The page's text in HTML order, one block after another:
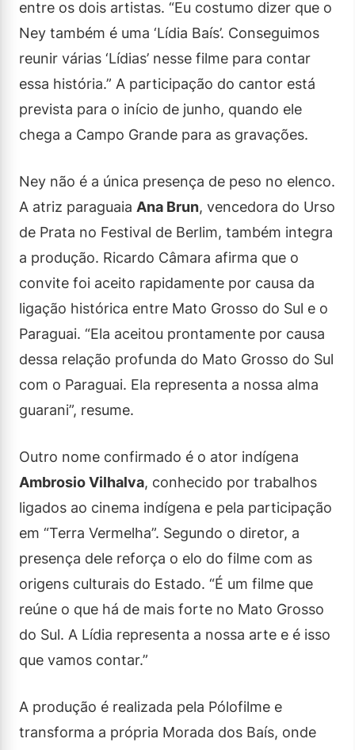
entre os dois artistas. “Eu costumo dizer que o
Ney também é uma ‘Lídia Baís’. Conseguimos
reunir várias ‘Lídias’ nesse filme para contar
essa história.” A participação do cantor está
prevista para o início de junho, quando ele
chega a Campo Grande para as gravações.
Ney não é a única presença de peso no elenco.
A atriz paraguaia Ana Brun, vencedora do Urso
de Prata no Festival de Berlim, também integra
a produção. Ricardo Câmara afirma que o
convite foi aceito rapidamente por causa da
ligação histórica entre Mato Grosso do Sul e o
Paraguai. “Ela aceitou prontamente por causa
dessa relação profunda do Mato Grosso do Sul
com o Paraguai. Ela representa a nossa alma
guarani”, resume.
Outro nome confirmado é o ator indígena
Ambrosio Vilhalva, conhecido por trabalhos
ligados ao cinema indígena e pela participação
em “Terra Vermelha”. Segundo o diretor, a
presença dele reforça o elo do filme com as
origens culturais do Estado. “É um filme que
reúne o que há de mais forte no Mato Grosso
do Sul. A Lídia representa a nossa arte e é isso
que vamos contar.”
A produção é realizada pela Pólofilme e
transforma a própria Morada dos Baís, onde